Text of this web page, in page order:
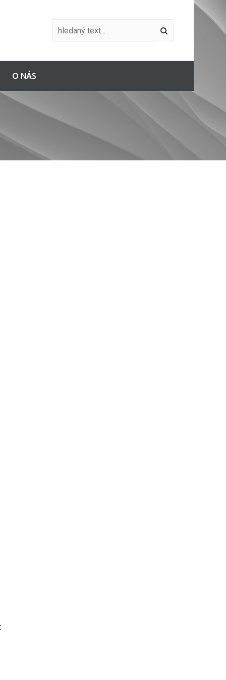
O NÁS